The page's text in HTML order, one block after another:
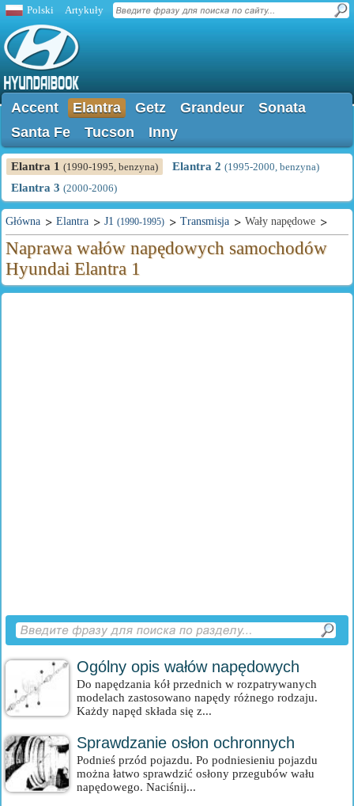
Polski Artykuły
Accent Elantra Getz Grandeur
Sonata
Santa Fe
Tucson Inny
Elantra 1 (1990-1995, benzyna) Elantra 2 (1995-2000, benzyna)
Elantra 3 (2000-2006)
Główna Elantra J1 (1990-1995) Transmisja Wały napędowe
Naprawa wałów napędowych samochodów
Hyundai Elantra 1
Ogólny opis wałów napędowych
Do napędzania kół przednich w rozpatrywanych
modelach zastosowano napędy różnego rodzaju.
Każdy napęd składa się z...
Sprawdzanie osłon ochronnych
Podnieś przód pojazdu. Po podniesieniu pojazdu
można łatwo sprawdzić osłony przegubów wału
napędowego. Naciśnij...